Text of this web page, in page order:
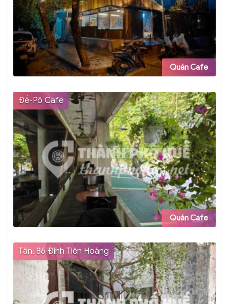
Quán Cafe
Đề-Pô Cafe
Quán Cafe
Tân. 86 Đinh Tiên Hoàng